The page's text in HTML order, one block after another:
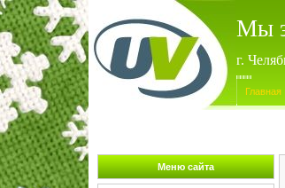
Мы
г.
Главная
Меню сайта